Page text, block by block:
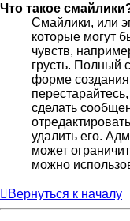
Что такое
Смайлики, или
которые могут
чувств,
грусть. Полный
форме
сделать
удалить его.
может
можно
Вернуться к началу